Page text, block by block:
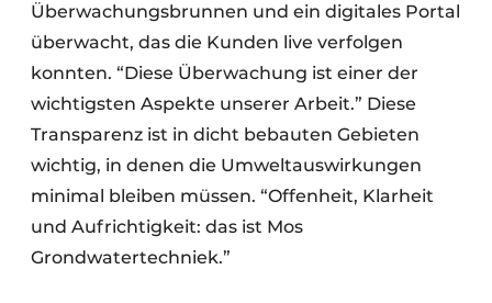
Überwachungsbrunnen und ein digitales Portal
überwacht, das die Kunden live verfolgen
konnten. “Diese Überwachung ist einer der
wichtigsten Aspekte unserer Arbeit.” Diese
Transparenz ist in dicht bebauten Gebieten
wichtig, in denen die Umweltauswirkungen
minimal bleiben müssen. “Offenheit, Klarheit
und Aufrichtigkeit: das ist Mos
Grondwatertechniek.”